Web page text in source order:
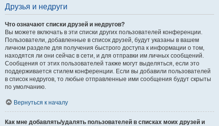
Друзья и недруги
Что означают списки друзей и недругов?
Вы можете включать в эти списки других пользователей конференции.
Пользователи, добавленные в список друзей, будут указаны в вашем
личном разделе для получения быстрого доступа к информации о том,
находятся ли они сейчас в сети, и для отправки им личных сообщений.
Сообщения от этих пользователей также могут выделяться, если это
поддерживается стилем конференции. Если вы добавили пользователей
в список недругов, то любые отправленные ими сообщения будут скрыты
по умолчанию.
Вернуться к началу
Как мне добавлять/удалять пользователей в списках моих друзей и